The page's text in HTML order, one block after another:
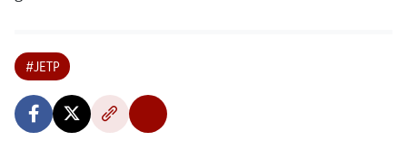
#JETP